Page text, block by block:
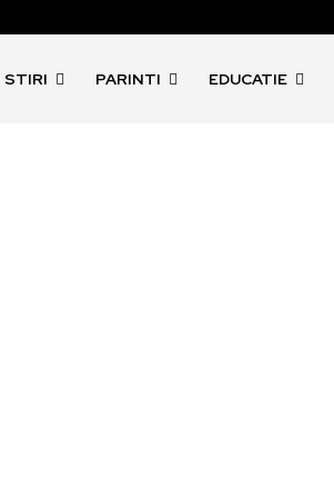
STIRI PARINTI EDUCATIE